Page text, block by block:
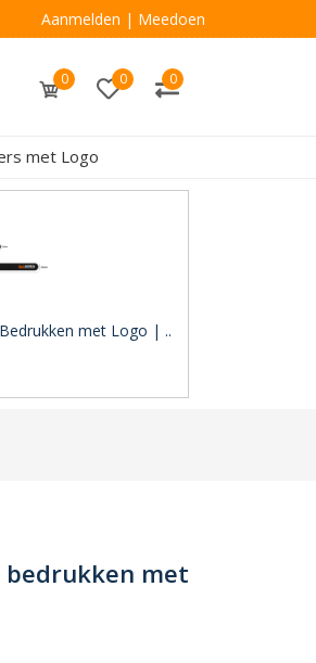
Aanmelden | Meedoen
0 0 0
met Logo
met Logo | ..
bedrukken met